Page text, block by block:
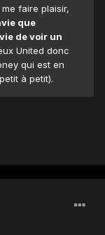
faire plaisir,
que
de voir un
United donc
qui est en
à petit).